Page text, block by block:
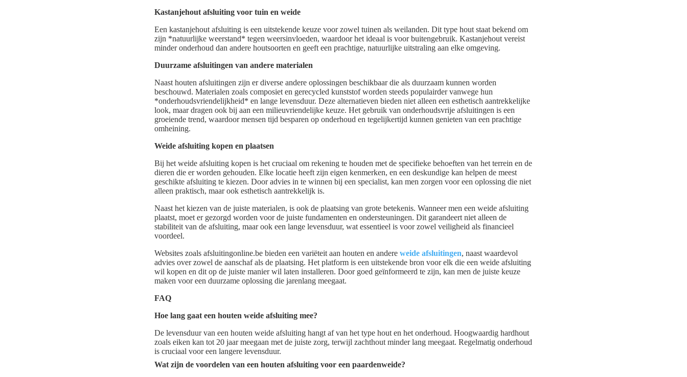
Kastanjehout afsluiting voor tuin en weide
Een kastanjehout afsluiting is een uitstekende keuze voor zowel tuinen als weilanden. Dit type hout staat bekend om
zijn *natuurlijke weerstand* tegen weersinvloeden, waardoor het ideaal is voor buitengebruik. Kastanjehout vereist
minder onderhoud dan andere houtsoorten en geeft een prachtige, natuurlijke uitstraling aan elke omgeving.
Duurzame afsluitingen van andere materialen
Naast houten afsluitingen zijn er diverse andere oplossingen beschikbaar die als duurzaam kunnen worden
beschouwd. Materialen zoals composiet en gerecycled kunststof worden steeds populairder vanwege hun
*onderhoudsvriendelijkheid* en lange levensduur. Deze alternatieven bieden niet alleen een esthetisch aantrekkelijke
look, maar dragen ook bij aan een milieuvriendelijke keuze. Het gebruik van onderhoudsvrije afsluitingen is een
groeiende trend, waardoor mensen tijd besparen op onderhoud en tegelijkertijd kunnen genieten van een prachtige
omheining.
Weide afsluiting kopen en plaatsen
Bij het weide afsluiting kopen is het cruciaal om rekening te houden met de specifieke behoeften van het terrein en de
dieren die er worden gehouden. Elke locatie heeft zijn eigen kenmerken, en een deskundige kan helpen de meest
geschikte afsluiting te kiezen. Door advies in te winnen bij een specialist, kan men zorgen voor een oplossing die niet
alleen praktisch, maar ook esthetisch aantrekkelijk is.
Naast het kiezen van de juiste materialen, is ook de plaatsing van grote betekenis. Wanneer men een weide afsluiting
plaatst, moet er gezorgd worden voor de juiste fundamenten en ondersteuningen. Dit garandeert niet alleen de
stabiliteit van de afsluiting, maar ook een lange levensduur, wat essentieel is voor zowel veiligheid als financieel
voordeel.
Websites zoals afsluitingonline.be bieden een variëteit aan houten en andere weide afsluitingen, naast waardevol
advies over zowel de aanschaf als de plaatsing. Het platform is een uitstekende bron voor elk die een weide afsluiting
wil kopen en dit op de juiste manier wil laten installeren. Door goed geïnformeerd te zijn, kan men de juiste keuze
maken voor een duurzame oplossing die jarenlang meegaat.
FAQ
Hoe lang gaat een houten weide afsluiting mee?
De levensduur van een houten weide afsluiting hangt af van het type hout en het onderhoud. Hoogwaardig hardhout
zoals eiken kan tot 20 jaar meegaan met de juiste zorg, terwijl zachthout minder lang meegaat. Regelmatig onderhoud
is cruciaal voor een langere levensduur.
Wat zijn de voordelen van een houten afsluiting voor een paardenweide?